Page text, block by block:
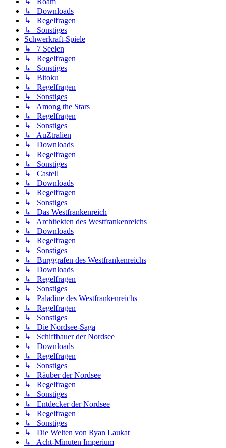
↳ Downloads
↳ Regelfragen
↳ Sonstiges
Schwerkraft-Spiele
↳ 7 Seelen
↳ Regelfragen
↳ Sonstiges
↳ Bitoku
↳ Regelfragen
↳ Sonstiges
↳ Among the Stars
↳ Regelfragen
↳ Sonstiges
↳ AuZtralien
↳ Downloads
↳ Regelfragen
↳ Sonstiges
↳ Castell
↳ Downloads
↳ Regelfragen
↳ Sonstiges
↳ Das Westfrankenreich
↳ Architekten des Westfrankenreichs
↳ Downloads
↳ Regelfragen
↳ Sonstiges
↳ Burggrafen des Westfrankenreichs
↳ Downloads
↳ Regelfragen
↳ Sonstiges
↳ Paladine des Westfrankenreichs
↳ Regelfragen
↳ Sonstiges
↳ Die Nordsee-Saga
↳ Schiffbauer der Nordsee
↳ Downloads
↳ Regelfragen
↳ Sonstiges
↳ Räuber der Nordsee
↳ Regelfragen
↳ Sonstiges
↳ Entdecker der Nordsee
↳ Regelfragen
↳ Sonstiges
↳ Die Welten von Ryan Laukat
↳ Acht-Minuten Imperium